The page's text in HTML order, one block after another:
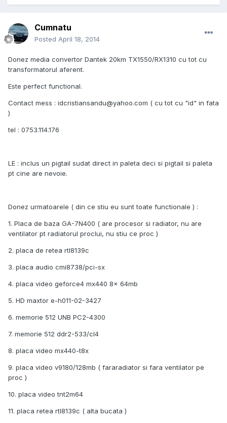
Cumnatu
Posted April 18, 2014
Donez media convertor Dantek 20km TX1550/RX1310 cu tot cu
transformatorul aferent.
Este perfect functional.
Contact mess : idcristiansandu@yahoo.com ( cu tot cu "id" in fata
)
tel : 0753.114.176
LE : inclus un pigtail sudat direct in paleta deci si pigtail si paleta
pt cine are nevoie.
Donez urmatoarele ( din ce stiu eu sunt toate functionale ) :
1. Placa de baza GA-7N400 ( are procesor si radiator, nu are
ventilator pt radiatorul proclui, nu stiu ce proc )
2. placa de retea rtl8139c
3. placa audio cmi8738/pci-sx
4. placa video geforce4 mx440 8x 64mb
5. HD maxtor e-h011-02-3427
6. memorie 512 UNB PC2-4300
7. memorie 512 ddr2-533/cl4
8. placa video mx440-t8x
9. placa video v9180/128mb ( fararadiator si fara ventilator pe
proc )
10. placa video tnt2m64
11. placa retea rtl8139c ( alta bucata )